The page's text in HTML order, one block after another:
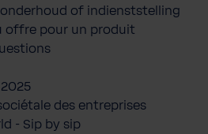
of indienststelling
offre pour un produit
des entreprises
- Sip by sip